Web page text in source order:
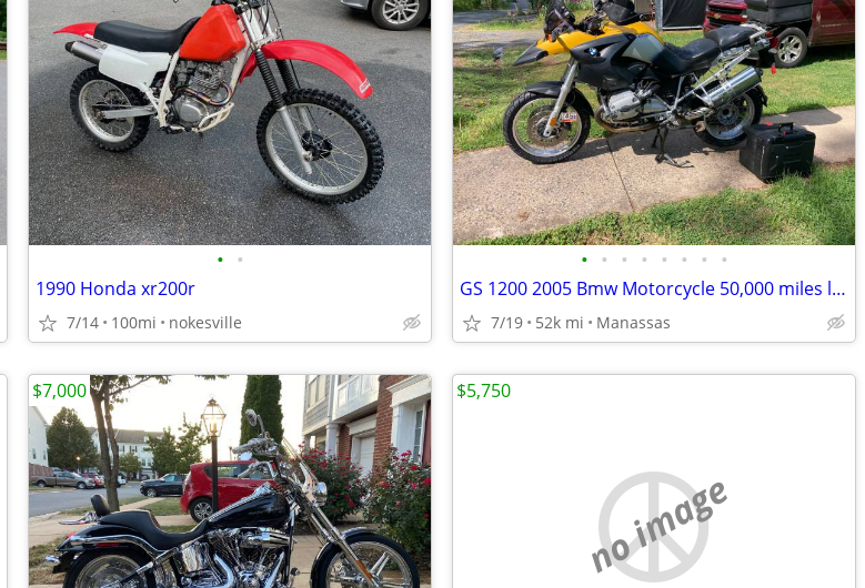
• •
1990 Honda xr200r
7/14 100mi nokesville
• • • • • • • •
GS 1200 2005 Bmw Motorcycle 50,000 miles low
7/19 52k mi Manassas
$7,000
no image
$5,750